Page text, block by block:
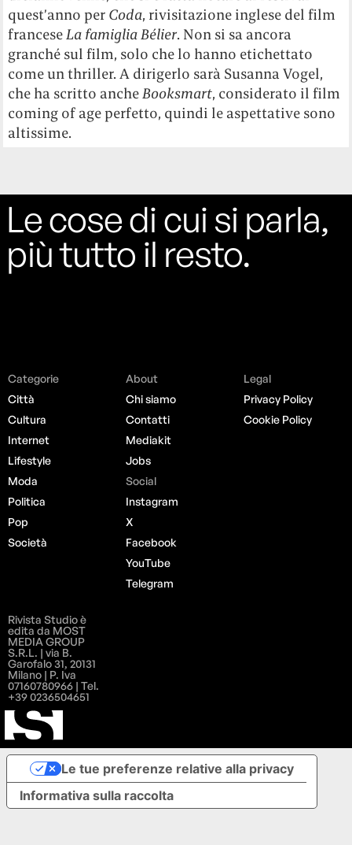
quest’anno per Coda, rivisitazione inglese del film
franceseLa famiglia Bélier. Non si sa ancora
granché sul film, solo che lo hanno etichettato
come un thriller. A dirigerlo sarà Susanna Vogel,
che ha scritto ancheBooksmart, considerato il film
coming of age perfetto, quindi le aspettative sono
altissime.
Le cose di cui si parla,
più tutto il resto.
Categorie
Città
Cultura
Internet
Lifestyle
Moda
Politica
Pop
Società
About
Chi siamo
Contatti
Mediakit
Jobs
Social
Instagram
X
Facebook
YouTube
Telegram
Legal
Privacy Policy
Cookie Policy
Rivista Studio è
edita da MOST
MEDIA GROUP
S.R.L. | via B.
Garofalo 31, 20131
Milano | P. Iva
07160780966 | Tel.
+39 0236504651
Informativa sulla raccolta
Le tue preferenze relative alla privacy